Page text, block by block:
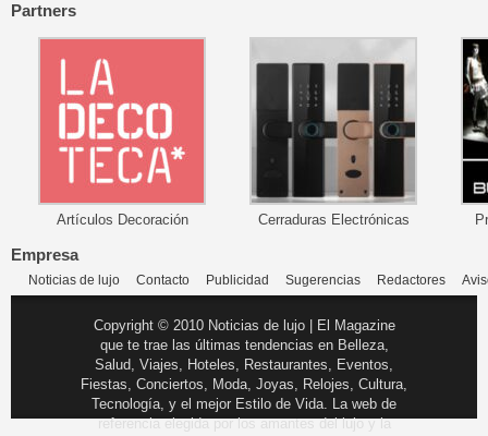
Partners
Artículos Decoración Cerraduras Electrónicas
Empresa
Noticias de lujo Contacto Publicidad Sugerencias Redactores
Copyright © 2010 Noticias de lujo | El Magazine
que te trae las últimas tendencias en Belleza,
Salud, Viajes, Hoteles, Restaurantes, Eventos,
Fiestas, Conciertos, Moda, Joyas, Relojes, Cultura,
Tecnología, y el mejor Estilo de Vida. La web de
referencia elegida por los amantes del lujo y la